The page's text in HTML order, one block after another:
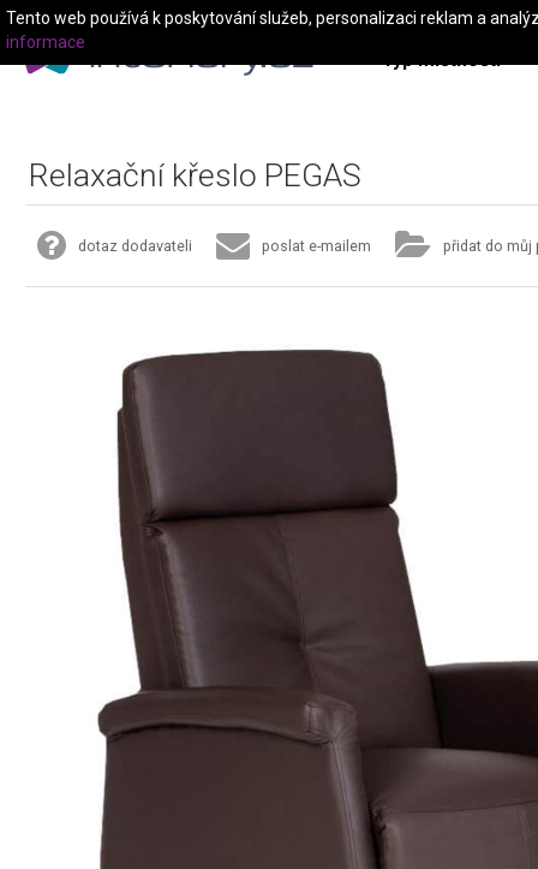
Typ místnosti
Relaxační křeslo PEGAS
dotaz dodavateli poslat e-mailem přidat do můj
Tento web používá k poskytování služeb, personalizaci reklam a
informace